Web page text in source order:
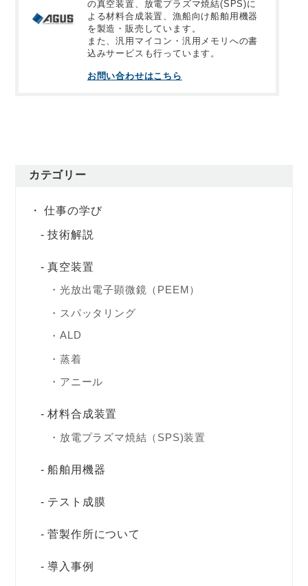
の真空装置、放電プラズマ焼結(SPS)に
よる材料合成装置、漁船向け船舶用機器
を製造・販売しています。
また、汎用マイコン・汎用メモリへの書
込みサービスも行っています。
お問い合わせはこちら
カテゴリー
仕事の学び
技術解説
真空装置
光放出電子顕微鏡（PEEM）
スパッタリング
ALD
蒸着
アニール
材料合成装置
放電プラズマ焼結（SPS)装置
船舶用機器
テスト成膜
菅製作所について
導入事例